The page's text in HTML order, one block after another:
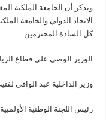
ونذكر أن الجامعة الملكية
الاتحاد الدولي والجامعة
كل السادة المحترمين:
الوزير الوصي على قطاع
وزير الداخلية عبد الوافي
رئيس اللجنة الوطنية